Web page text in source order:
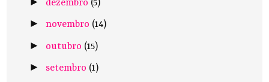
dezembro (5)
► novembro (14)
► outubro (15)
► setembro (1)